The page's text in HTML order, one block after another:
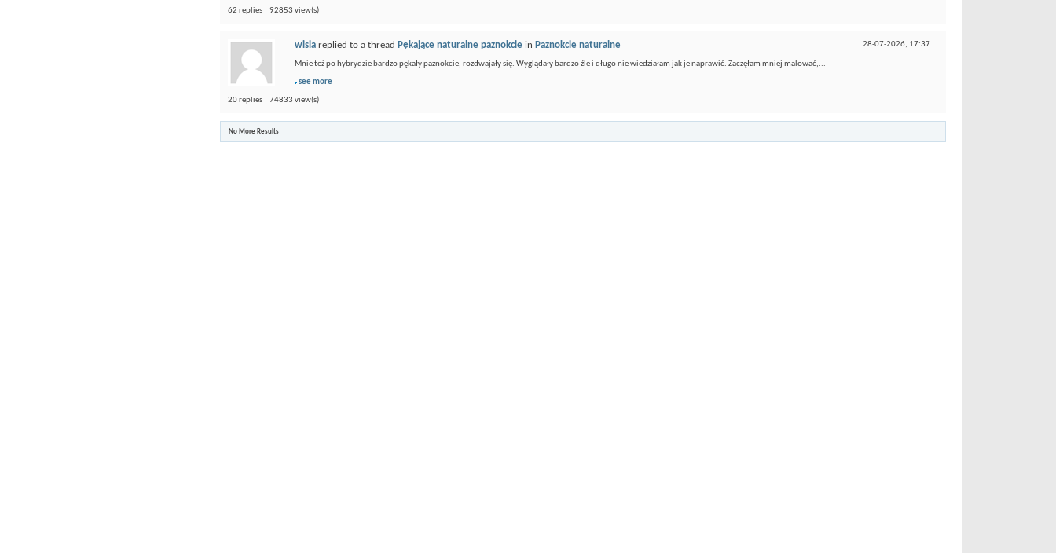
62 replies | 92853 view(s)
28-07-2026, 17:37
wisia replied to a thread Pękające naturalne paznokcie in Paznokcie naturalne
Mnie też po hybrydzie bardzo pękały paznokcie, rozdwajały się. Wyglądały bardzo źle i długo nie wiedziałam jak je naprawić. Zaczęłam mniej malować,...
see more
20 replies | 74833 view(s)
No More Results